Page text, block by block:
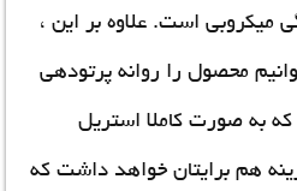
میکروبی است. علاوه بر این ،
محصول را روانه پرتودهی
به صورت کاملا استریل
هم برایتان خواهد داشت که